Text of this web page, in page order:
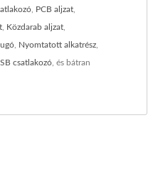
PCB aljzat
Közdarab aljzat
Nyomtatott alkatrész
csatlakozó , és bátran